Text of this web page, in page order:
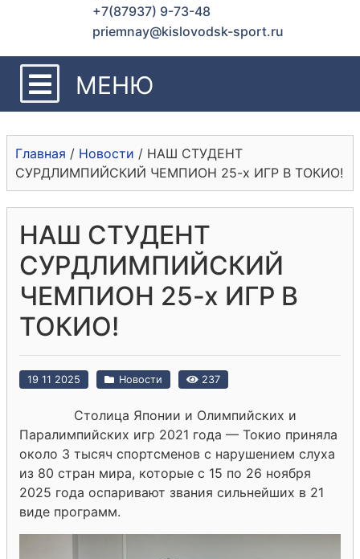
+7(87937) 9-73-48
priemnay@kislovodsk-sport.ru
МЕНЮ
Главная / Новости / НАШ СТУДЕНТ
СУРДЛИМПИЙСКИЙ ЧЕМПИОН 25-х ИГР В ТОКИО!
НАШ СТУДЕНТ
СУРДЛИМПИЙСКИЙ
ЧЕМПИОН 25-х ИГР В
ТОКИО!
19 11 2025 Новости 237
Столица Японии и Олимпийских и
Паралимпийских игр 2021 года — Токио приняла
около 3 тысяч спортсменов с нарушением слуха
из 80 стран мира, которые с 15 по 26 ноября
2025 года оспаривают звания сильнейших в 21
виде программ.